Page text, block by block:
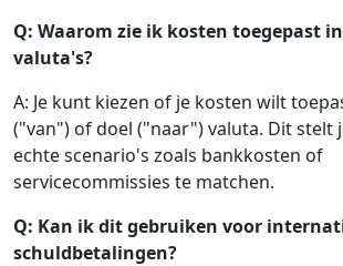
Q: Waarom zie ik kosten toegepast
valuta's?
A: Je kunt kiezen of je kosten wilt
("van") of doel ("naar") valuta. Dit stelt
echte scenario's zoals bankkosten of
servicecommissies te matchen.
Q: Kan ik dit gebruiken voor
schuldbetalingen?